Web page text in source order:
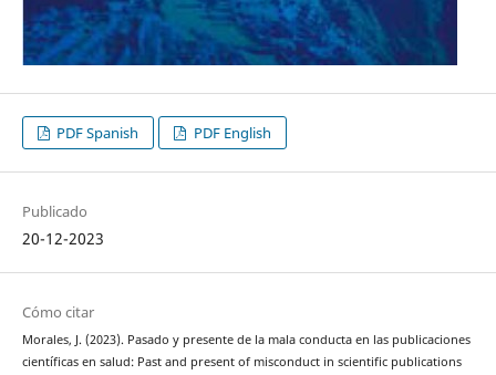
PDF Spanish PDF English
Publicado
20-12-2023
Cómo citar
Morales, J. (2023). Pasado y presente de la mala conducta en las publicaciones
científicas en salud: Past and present of misconduct in scientific publications